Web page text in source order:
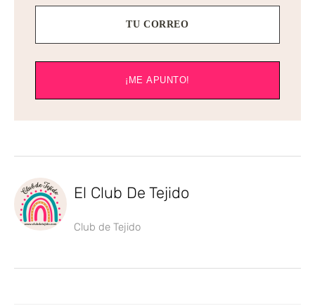
TU CORREO
¡ME APUNTO!
El Club De Tejido
Club de Tejido